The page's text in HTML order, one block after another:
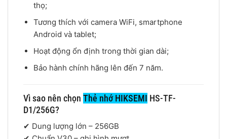
thọ;
Tương thích với camera WiFi, smartphone
Android và tablet;
Hoạt động ổn định trong thời gian dài;
Bảo hành chính hãng lên đến 7 năm.
Vì sao nên chọn Thẻ nhớ HIKSEMI HS-TF-
D1/256G?
✔ Dung lượng lớn – 256GB